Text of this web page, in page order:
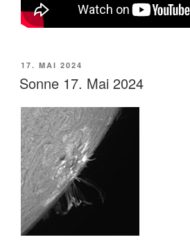
VERÖFFENTLICHT
AM
17. MAI 2024
Sonne 17. Mai 2024